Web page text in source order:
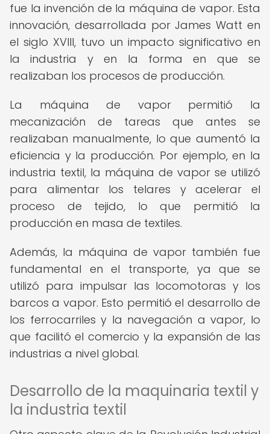
fue la invención de la máquina de vapor. Esta
innovación, desarrollada por James Watt en
el siglo XVIII, tuvo un impacto significativo en
la industria y en la forma en que se
realizaban los procesos de producción.
La máquina de vapor permitió la
mecanización de tareas que antes se
realizaban manualmente, lo que aumentó la
eficiencia y la producción. Por ejemplo, en la
industria textil, la máquina de vapor se utilizó
para alimentar los telares y acelerar el
proceso de tejido, lo que permitió la
producción en masa de textiles.
Además, la máquina de vapor también fue
fundamental en el transporte, ya que se
utilizó para impulsar las locomotoras y los
barcos a vapor. Esto permitió el desarrollo de
los ferrocarriles y la navegación a vapor, lo
que facilitó el comercio y la expansión de las
industrias a nivel global.
Desarrollo de la maquinaria textil y
la industria textil